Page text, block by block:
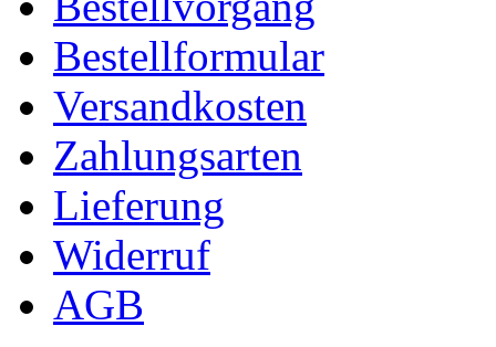
Bestellformular
Versandkosten
Zahlungsarten
Lieferung
Widerruf
AGB